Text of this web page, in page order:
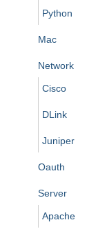
Python
Mac
Network
Cisco
DLink
Juniper
Oauth
Server
Apache